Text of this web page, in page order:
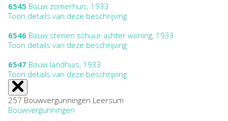
6545 Bouw zomerhuis, 1933
Toon details van deze beschrijving
6546 Bouw stenen schuur achter woning, 1933
Toon details van deze beschrijving
6547 Bouw landhuis, 1933
Toon details van deze beschrijving
257 Bouwvergunningen Leersum
Bouwvergunningen